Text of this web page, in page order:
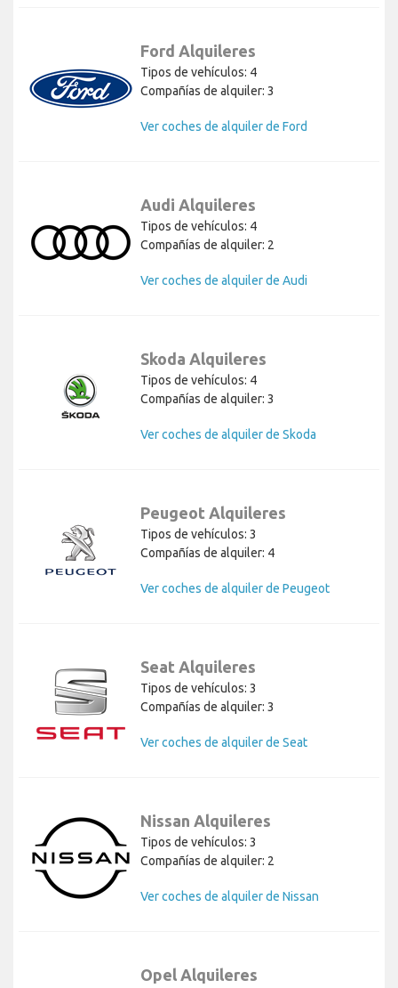
Ford Alquileres
Tipos de vehículos: 4
Compañías de alquiler: 3
Ver coches de alquiler de Ford
Audi Alquileres
Tipos de vehículos: 4
Compañías de alquiler: 2
Ver coches de alquiler de Audi
Skoda Alquileres
Tipos de vehículos: 4
Compañías de alquiler: 3
Ver coches de alquiler de Skoda
Peugeot Alquileres
Tipos de vehículos: 3
Compañías de alquiler: 4
Ver coches de alquiler de Peugeot
Seat Alquileres
Tipos de vehículos: 3
Compañías de alquiler: 3
Ver coches de alquiler de Seat
Nissan Alquileres
Tipos de vehículos: 3
Compañías de alquiler: 2
Ver coches de alquiler de Nissan
Opel Alquileres